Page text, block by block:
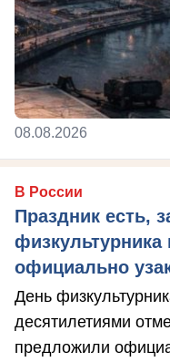
08.08.2026
В России
Праздник есть,
официально
День
десятилетиями
предложили